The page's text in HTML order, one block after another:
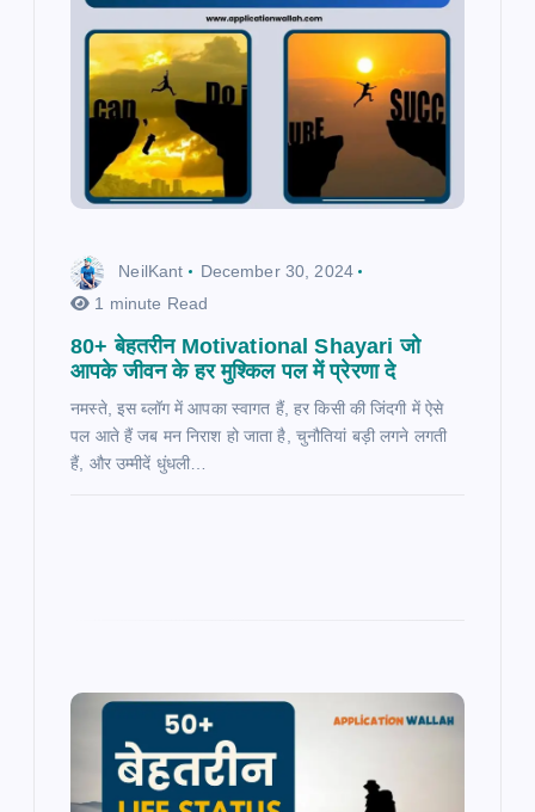
NeilKant
December 30, 2024
1 minute Read
80+ बेहतरीन Motivational Shayari जो
आपके जीवन के हर मुश्किल पल में प्रेरणा दे
नमस्ते, इस ब्लॉग में आपका स्वागत हैं, हर किसी की जिंदगी में ऐसे
पल आते हैं जब मन निराश हो जाता है, चुनौतियां बड़ी लगने लगती
हैं, और उम्मीदें धुंधली…